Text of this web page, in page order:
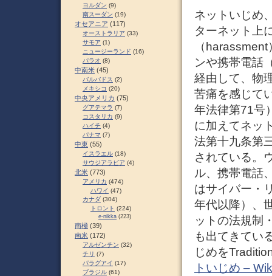
ネットいじめ
ターネット上
（
ンや携帯電話
経由して、物
苦痛を感じて
年法律第71号
に加えてネッ
法第十九条第
されている。
ル、携帯電話
はサイバー・
年代以降）、
ットの法規制
も出てきてい
じめを
トいじめ –
ヨルダン (9)
南スーダン (19)
オセアニア (117)
オーストラリア (33)
サモア (1)
ニュージーランド (16)
パラオ (8)
中南米 (45)
バルバドス (2)
メキシコ (20)
中央アメリカ (75)
グアテマラ (7)
コスタリカ (9)
ハイチ (4)
パナマ (7)
中東 (55)
イスラエル (18)
サウジアラビア (4)
北米 (773)
アメリカ (474)
ハワイ (47)
カナダ (304)
トロント (224)
e-nikka (223)
南極 (39)
南米 (172)
アルゼンチン (32)
チリ (7)
パラグアイ (17)
ブラジル (61)